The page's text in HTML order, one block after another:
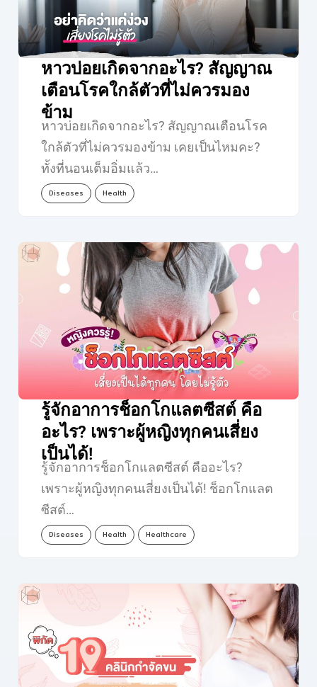
หาวบ่อยเกิดจากอะไร? สัญญาณ
เตือนโรคใกล้ตัวที่ไม่ควรมอง
ข้าม
หาวบ่อยเกิดจากอะไร? สัญญาณเตือนโรค
ใกล้ตัวที่ไม่ควรมองข้าม เคยเป็นไหมคะ?
ทั้งที่นอนเต็มอิ่มแล้ว…
Diseases Health
รู้จักอาการช็อกโกแลตซีสต์ คือ
อะไร? เพราะผู้หญิงทุกคนเสี่ยง
เป็นได้!
รู้จักอาการช็อกโกแลตซีสต์ คืออะไร?
เพราะผู้หญิงทุกคนเสี่ยงเป็นได้! ช็อกโกแลต
ซีสต์…
Diseases Health Healthcare